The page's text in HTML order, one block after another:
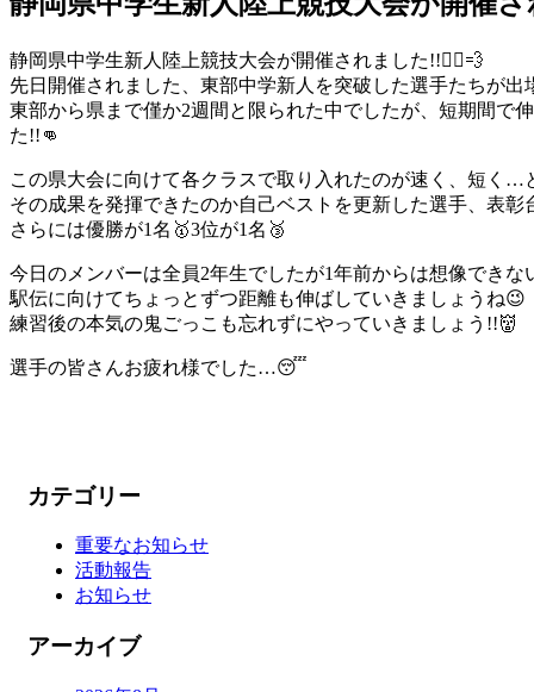
静岡県中学生新人陸上競技大会が開催されました!!🏃‍♀️💨
先日開催されました、東部中学新人を突破した選手たちが出
東部から県まで僅か2週間と限られた中でしたが、短期間で
た!!👊
この県大会に向けて各クラスで取り入れたのが速く、短く…
その成果を発揮できたのか自己ベストを更新した選手、表
さらには⁡優勝が1名🥇3位が1名🥉
今日のメンバーは全員2年生でしたが1年前からは想像でき
駅伝に向けてちょっとずつ距離も伸ばしていきましょうね😉
練習後の本気の鬼ごっこも忘れずにやっていきましょう!!👹
選手の皆さんお疲れ様でした…😴⁡
カテゴリー
重要なお知らせ
活動報告
お知らせ
アーカイブ